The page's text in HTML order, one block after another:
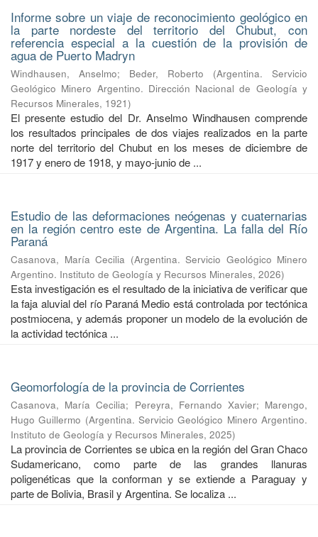
Informe sobre un viaje de reconocimiento geológico en
la parte nordeste del territorio del Chubut, con
referencia especial a la cuestión de la provisión de
agua de Puerto Madryn
Windhausen, Anselmo; Beder, Roberto (Argentina. Servicio
Geológico Minero Argentino. Dirección Nacional de Geología y
Recursos Minerales, 1921)
El presente estudio del Dr. Anselmo Windhausen comprende
los resultados principales de dos viajes realizados en la parte
norte del territorio del Chubut en los meses de diciembre de
1917 y enero de 1918, y mayo-junio de ...
Estudio de las deformaciones neógenas y cuaternarias
en la región centro este de Argentina. La falla del Río
Paraná
Casanova, María Cecilia (Argentina. Servicio Geológico Minero
Argentino. Instituto de Geología y Recursos Minerales, 2026)
Esta investigación es el resultado de la iniciativa de verificar que
la faja aluvial del río Paraná Medio está controlada por tectónica
postmiocena, y además proponer un modelo de la evolución de
la actividad tectónica ...
Geomorfología de la provincia de Corrientes
Casanova, María Cecilia; Pereyra, Fernando Xavier; Marengo,
Hugo Guillermo (Argentina. Servicio Geológico Minero Argentino.
Instituto de Geología y Recursos Minerales, 2025)
La provincia de Corrientes se ubica en la región del Gran Chaco
Sudamericano, como parte de las grandes llanuras
poligenéticas que la conforman y se extiende a Paraguay y
parte de Bolivia, Brasil y Argentina. Se localiza ...